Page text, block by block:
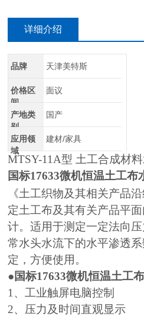
详细介绍
品牌 天津美特斯
价格区
间
面议
产地类
别
国产
应用领
域
建材/家具
MTSY-11A型 土工合成材
国标17633微机恒温土工布
《土工织物及其相关产品
定土工布及其有关产品平
计。适用于测定一定法向
常水头水流下的水平渗透
定，方便使用。
●国标17633微机恒温土工
1 、工业触屏电脑控制
2、压力及时间直观显示